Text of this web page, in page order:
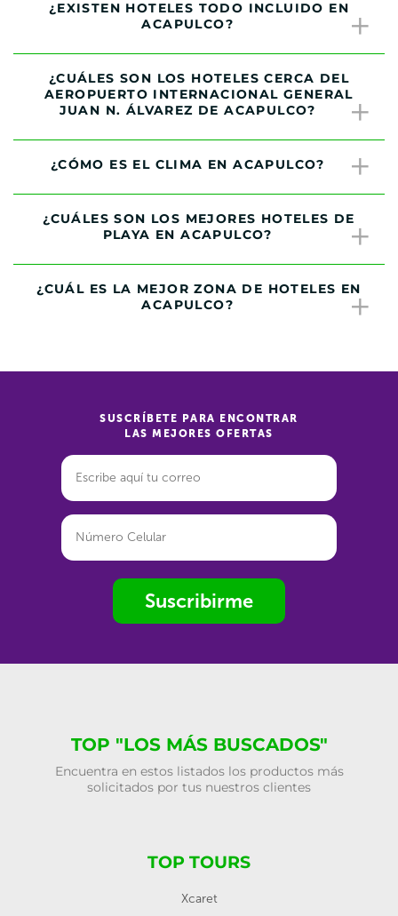
¿EXISTEN HOTELES TODO INCLUIDO EN
ACAPULCO?
¿CUÁLES SON LOS HOTELES CERCA DEL
AEROPUERTO INTERNACIONAL GENERAL
JUAN N. ÁLVAREZ DE ACAPULCO?
¿CÓMO ES EL CLIMA EN ACAPULCO?
¿CUÁLES SON LOS MEJORES HOTELES DE
PLAYA EN ACAPULCO?
¿CUÁL ES LA MEJOR ZONA DE HOTELES EN
ACAPULCO?
SUSCRÍBETE PARA ENCONTRAR
LAS MEJORES OFERTAS
Suscribirme
TOP "LOS MÁS BUSCADOS"
Encuentra en estos listados los productos más
solicitados por tus nuestros clientes
TOP TOURS
Xcaret